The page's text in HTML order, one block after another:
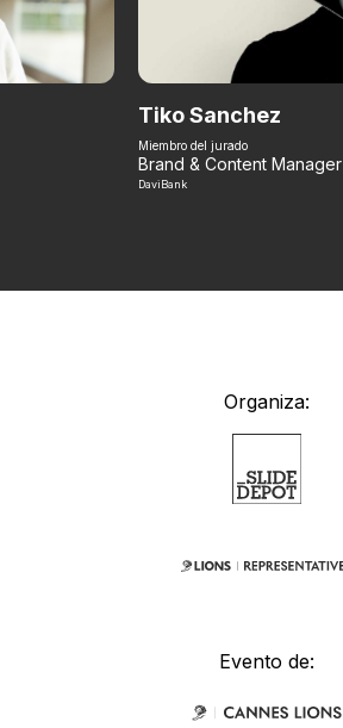
Tiko Sanchez
Miembro del jurado
Brand & Content Manager
DaviBank
Organiza:
Evento de: